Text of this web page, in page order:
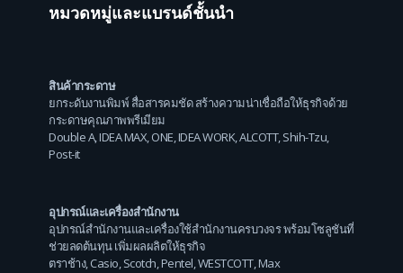
หมวดหมู่และแบรนด์ชั้นนำ
สินค้ากระดาษ
ยกระดับงานพิมพ์ สื่อสารคมชัด สร้างความน่าเชื่อถือให้ธุรกิจด้วย
กระดาษคุณภาพพรีเมียม
Double A,IDEA MAX,ONE,IDEA WORK,ALCOTT,Shih-Tzu,
Post-it
อุปกรณ์และเครื่องสำนักงาน
อุปกรณ์สำนักงานและเครื่องใช้สำนักงานครบวงจร พร้อมโซลูชันที่
ช่วยลดต้นทุน เพิ่มผลผลิตให้ธุรกิจ
ตราช้าง,Casio,Scotch,Pentel,WESTCOTT,Max